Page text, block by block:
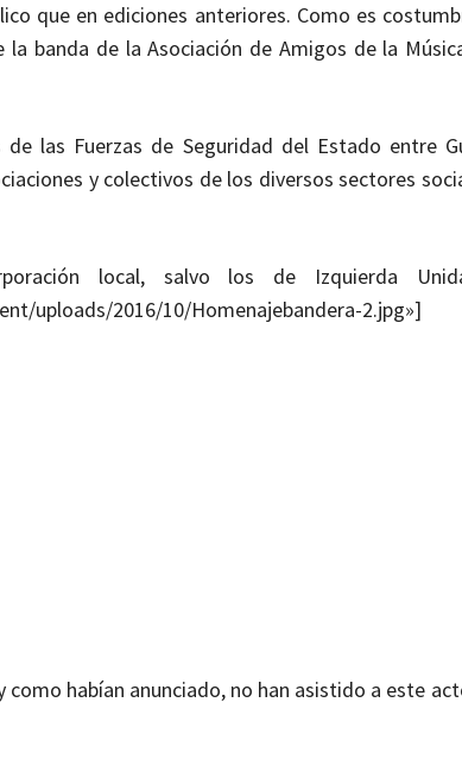
que en ediciones anteriores. Como es
banda de la Asociación de Amigos de la
las Fuerzas de Seguridad del Estado entre
y colectivos de los diversos sectores
local, salvo los de Izquierda
uploads/2016/10/Homenajebandera-2.jpg»]
como habían anunciado, no han asistido a este